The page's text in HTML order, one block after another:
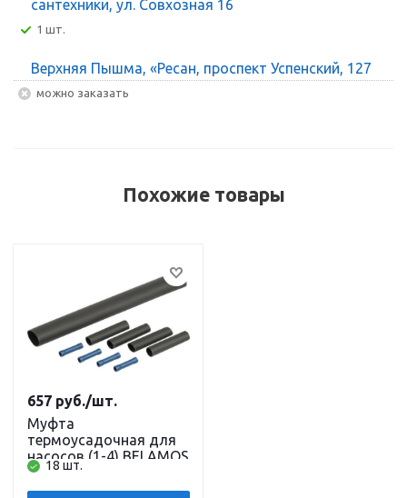
сантехники, ул. Совхозная 16
1 шт.
Верхняя Пышма, «Ресан, проспект Успенский, 127
Можно заказать
Похожие товары
Муфта
термоусадочная для
насосов (1-4) BELAMOS
18 шт.
657 руб./шт.